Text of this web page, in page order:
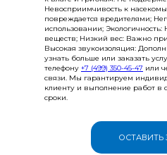
Невосприимчивость к
повреждается вредителями;
использовании;
веществ; Низкий вес: Важно
Высокая звукоизоляция:
узнать больше или заказать
телефону +7 (499) 350-45-47 или
связи. Мы гарантируем
клиенту и выполнение работ в
сроки.
ОСТАВИТЬ